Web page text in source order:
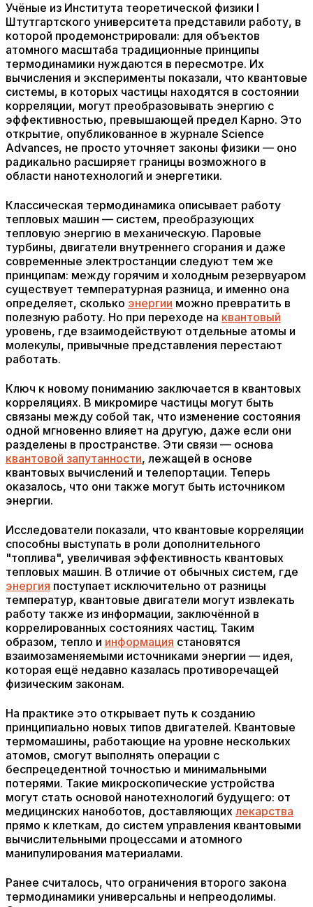
Учёные из Института теоретической физики I
Штутгартского университета представили работу, в
которой продемонстрировали: для объектов
атомного масштаба традиционные принципы
термодинамики нуждаются в пересмотре. Их
вычисления и эксперименты показали, что квантовые
системы, в которых частицы находятся в состоянии
корреляции, могут преобразовывать энергию с
эффективностью, превышающей предел Карно. Это
открытие, опубликованное в журнале Science
Advances, не просто уточняет законы физики — оно
радикально расширяет границы возможного в
области нанотехнологий и энергетики.
Классическая термодинамика описывает работу
тепловых машин — систем, преобразующих
тепловую энергию в механическую. Паровые
турбины, двигатели внутреннего сгорания и даже
современные электростанции следуют тем же
принципам: между горячим и холодным резервуаром
существует температурная разница, и именно она
определяет, сколько энергии можно превратить в
полезную работу. Но при переходе на квантовый
уровень, где взаимодействуют отдельные атомы и
молекулы, привычные представления перестают
работать.
Ключ к новому пониманию заключается в квантовых
корреляциях. В микромире частицы могут быть
связаны между собой так, что изменение состояния
одной мгновенно влияет на другую, даже если они
разделены в пространстве. Эти связи — основа
квантовой запутанности, лежащей в основе
квантовых вычислений и телепортации. Теперь
оказалось, что они также могут быть источником
энергии.
Исследователи показали, что квантовые корреляции
способны выступать в роли дополнительного
"топлива", увеличивая эффективность квантовых
тепловых машин. В отличие от обычных систем, где
энергия поступает исключительно от разницы
температур, квантовые двигатели могут извлекать
работу также из информации, заключённой в
коррелированных состояниях частиц. Таким
образом, тепло и информация становятся
взаимозаменяемыми источниками энергии — идея,
которая ещё недавно казалась противоречащей
физическим законам.
На практике это открывает путь к созданию
принципиально новых типов двигателей. Квантовые
термомашины, работающие на уровне нескольких
атомов, смогут выполнять операции с
беспрецедентной точностью и минимальными
потерями. Такие микроскопические устройства
могут стать основой нанотехнологий будущего: от
медицинских наноботов, доставляющих лекарства
прямо к клеткам, до систем управления квантовыми
вычислительными процессами и атомного
манипулирования материалами.
Ранее считалось, что ограничения второго закона
термодинамики универсальны и непреодолимы.